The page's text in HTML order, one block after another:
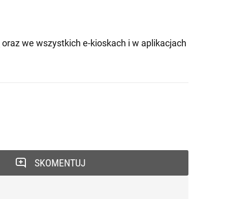
oraz we wszystkich e-kioskach i w aplikacjach
SKOMENTUJ